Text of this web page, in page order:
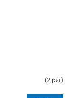
(2 pár)